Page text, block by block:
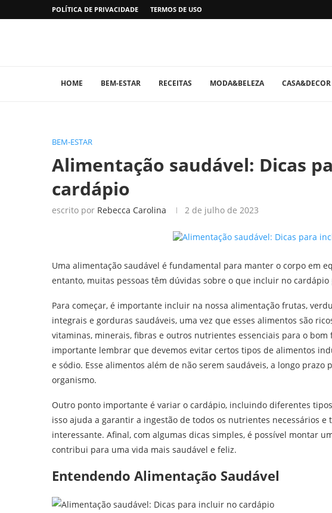
POLÍTICA DE PRIVACIDADE TERMOS DE USO
HOME BEM-ESTAR RECEITAS MODA&BELEZA CASA&DECOR
BEM-ESTAR
Alimentação saudável: Dicas
cardápio
escrito por Rebecca Carolina 2 de julho de 2023
Uma alimentação saudável é fundamental para manter o corpo em
entanto, muitas pessoas têm dúvidas sobre o que incluir no
Para começar, é importante incluir na nossa alimentação frutas,
integrais e gorduras saudáveis, uma vez que esses alimentos são
vitaminas, minerais, fibras e outros nutrientes essenciais para o
importante lembrar que devemos evitar certos tipos de alimentos
e sódio. Esse alimentos além de não serem saudáveis, a longo
organismo.
Outro ponto importante é variar o cardápio, incluindo diferentes
isso ajuda a garantir a ingestão de todos os nutrientes necessários e
interessante. Afinal, com algumas dicas simples, é possível montar
contribui para uma vida mais saudável e feliz.
Entendendo Alimentação Saudável